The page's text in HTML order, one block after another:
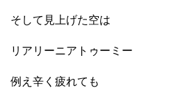
そして見上げた空は
リアリーニアトゥーミー
例え辛く疲れても